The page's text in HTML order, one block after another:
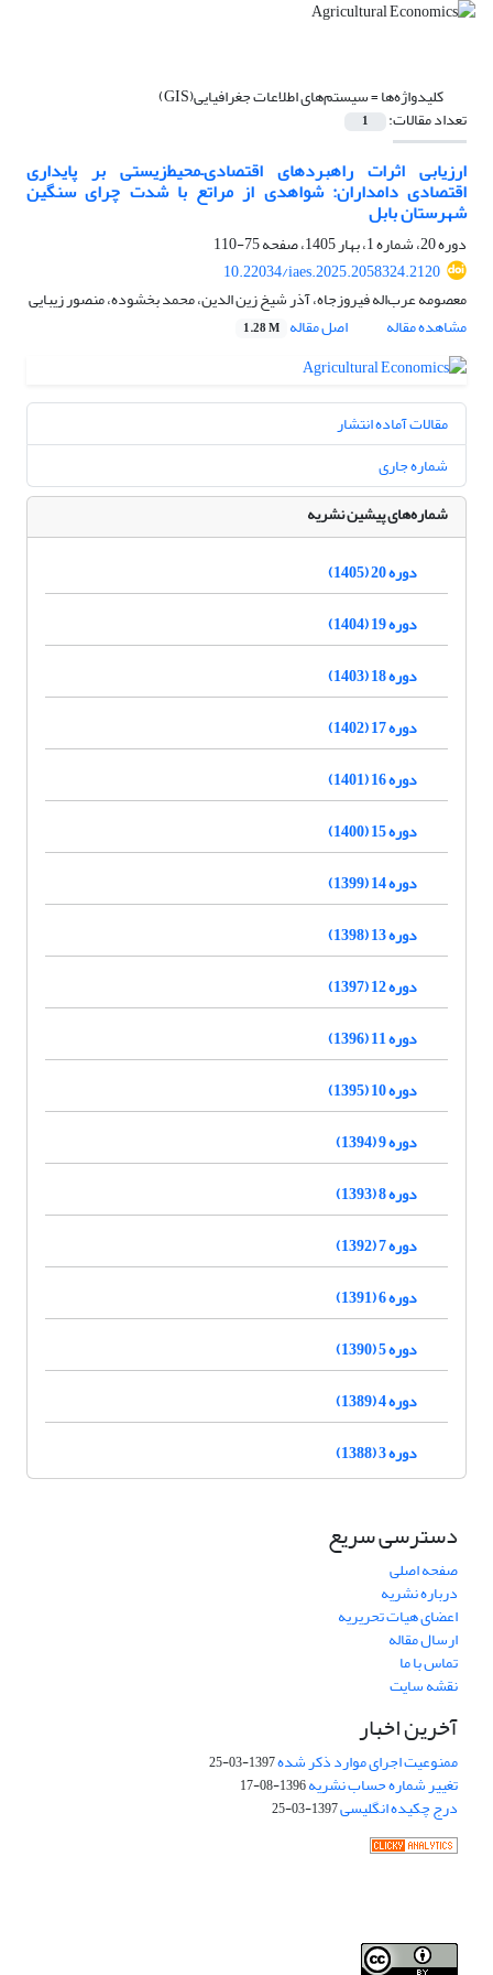
کلیدواژه‌ها =سیستم‌های اطلاعات جغرافیایی(GIS)
تعداد مقالات: 1
ارزیابی اثرات راهبردهای اقتصادی–‌محیط‌زیستی بر پایداری
اقتصادی دامداران: شواهدی از مراتع با شدت چرای سنگین
شهرستان بابل
دوره 20، شماره 1، بهار 1405، صفحه
75-110
10.22034/iaes.2025.2058324.2120
معصومه عرب‌اله فیروزجاه، آذر شیخ زین الدین، محمد بخشوده، منصور زیبایی
مشاهده مقاله
اصل مقاله 1.28 M
مقالات آماده انتشار
شماره جاری
شماره‌های پیشین نشریه
دوره 20 (1405)
دوره 19 (1404)
دوره 18 (1403)
دوره 17 (1402)
دوره 16 (1401)
دوره 15 (1400)
دوره 14 (1399)
دوره 13 (1398)
دوره 12 (1397)
دوره 11 (1396)
دوره 10 (1395)
دوره 9 (1394)
دوره 8 (1393)
دوره 7 (1392)
دوره 6 (1391)
دوره 5 (1390)
دوره 4 (1389)
دوره 3 (1388)
دسترسی سریع
صفحه اصلی
درباره نشریه
اعضای هیات تحریریه
ارسال مقاله
تماس با ما
نقشه سایت
آخرین اخبار
ممنوعیت اجرای موارد ذکر شده1397-03-25
تغییر شماره حساب نشریه1396-08-17
درج چکیده انگلیسی1397-03-25